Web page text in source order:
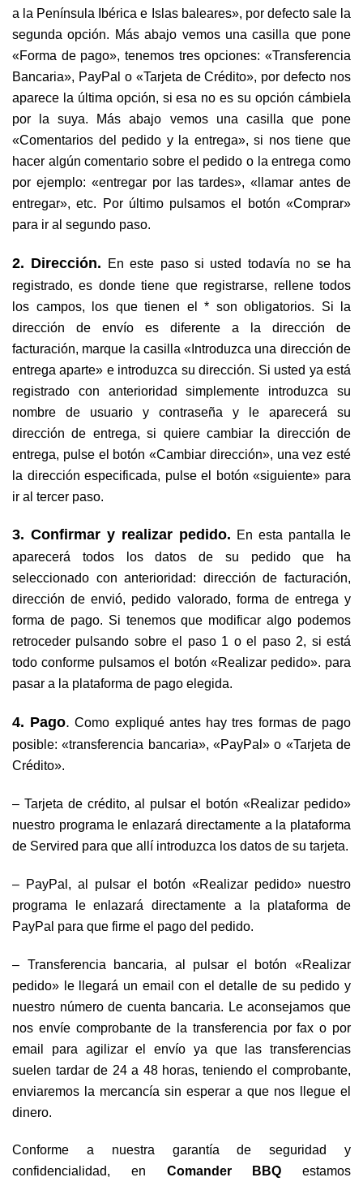
a la Península Ibérica e Islas baleares», por defecto sale la
segunda opción. Más abajo vemos una casilla que pone
«Forma de pago», tenemos tres opciones: «Transferencia
Bancaria», PayPal o «Tarjeta de Crédito», por defecto nos
aparece la última opción, si esa no es su opción cámbiela
por la suya. Más abajo vemos una casilla que pone
«Comentarios del pedido y la entrega», si nos tiene que
hacer algún comentario sobre el pedido o la entrega como
por ejemplo: «entregar por las tardes», «llamar antes de
entregar», etc. Por último pulsamos el botón «Comprar»
para ir al segundo paso.
2. Dirección. En este paso si usted todavía no se ha
registrado, es donde tiene que registrarse, rellene todos
los campos, los que tienen el * son obligatorios. Si la
dirección de envío es diferente a la dirección de
facturación, marque la casilla «Introduzca una dirección de
entrega aparte» e introduzca su dirección. Si usted ya está
registrado con anterioridad simplemente introduzca su
nombre de usuario y contraseña y le aparecerá su
dirección de entrega, si quiere cambiar la dirección de
entrega, pulse el botón «Cambiar dirección», una vez esté
la dirección especificada, pulse el botón «siguiente» para
ir al tercer paso.
3. Confirmar y realizar pedido. En esta pantalla le
aparecerá todos los datos de su pedido que ha
seleccionado con anterioridad: dirección de facturación,
dirección de envió, pedido valorado, forma de entrega y
forma de pago. Si tenemos que modificar algo podemos
retroceder pulsando sobre el paso 1 o el paso 2, si está
todo conforme pulsamos el botón «Realizar pedido». para
pasar a la plataforma de pago elegida.
4. Pago. Como expliqué antes hay tres formas de pago
posible: «transferencia bancaria», «PayPal» o «Tarjeta de
Crédito».
– Tarjeta de crédito, al pulsar el botón «Realizar pedido»
nuestro programa le enlazará directamente a la plataforma
de Servired para que allí introduzca los datos de su tarjeta.
– PayPal, al pulsar el botón «Realizar pedido» nuestro
programa le enlazará directamente a la plataforma de
PayPal para que firme el pago del pedido.
– Transferencia bancaria, al pulsar el botón «Realizar
pedido» le llegará un email con el detalle de su pedido y
nuestro número de cuenta bancaria. Le aconsejamos que
nos envíe comprobante de la transferencia por fax o por
email para agilizar el envío ya que las transferencias
suelen tardar de 24 a 48 horas, teniendo el comprobante,
enviaremos la mercancía sin esperar a que nos llegue el
dinero.
Conforme a nuestra garantía de seguridad y
confidencialidad, en Comander BBQ estamos